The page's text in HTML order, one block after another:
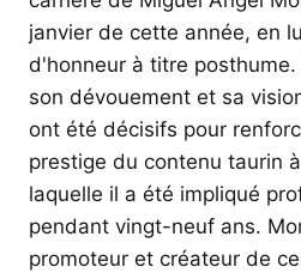
janvier de cette année, en
d'honneur à titre
son dévouement et sa
ont été décisifs pour
prestige du contenu taurin
laquelle il a été impliqué
pendant vingt-neuf ans.
promoteur et créateur de